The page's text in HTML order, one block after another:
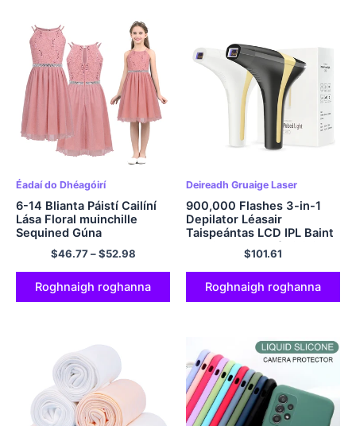
Éadaí do Dhéagóirí
6-14 Blianta Páistí Cailíní
Lása Floral muinchille
Sequined Gúna
banphrionsa lonracha Tulle
le haghaidh Cóisir Breithlá
Éadaí Prom Samhraidh
$46.77–$52.98
Roghnaigh roghanna
Deireadh Gruaige Laser
900,000 Flashes 3-in-1
Depilator Léasair
Taispeántas LCD IPL Baint
Gruaige do Mhná Bikinis
Baintitheoir Corp Poiblí
Úsáid Baile Epilator
$101.61
Roghnaigh roghanna